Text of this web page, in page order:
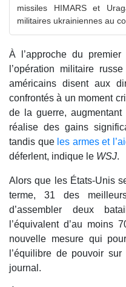
missiles HIMARS et
militaires ukrainiennes au
À l’approche du
l’opération militaire
américains disent aux
confrontés à un moment
de la guerre, augmentant
réalise des gains
tandis que les armes et
déferlent, indique le WSJ.
Alors que les États-Unis
terme, 31 des
d’assembler deux
l’équivalent d’au moins
nouvelle mesure qui
l’équilibre de pouvoir
journal.